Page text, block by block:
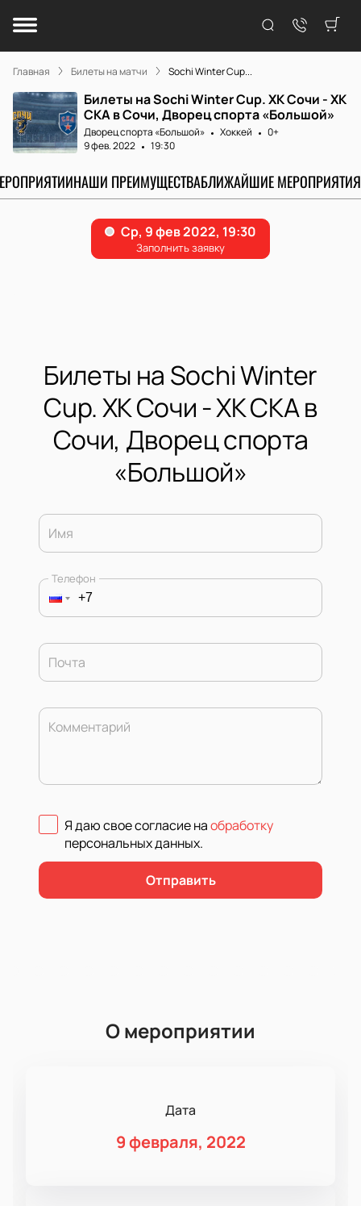
Главная Билеты на матчи Sochi Winter Cup...
Билеты на Sochi Winter Cup. ХК Сочи - ХК
СКА в Сочи, Дворец спорта «Большой»
Дворец спорта «Большой» Хоккей
0+
9 фев. 2022
19:30
НАШИ ПРЕИМУЩЕСТВАБЛИЖАЙШИЕ МЕРОПРИЯТИЯ
Билеты на Sochi Winter
Cup. ХК Сочи - ХК СКА в
Сочи, Дворец спорта
«Большой»
Имя
Телефон
Почта
Комментарий
Я даю свое согласие наобработку
персональных данных.
Отправить
О мероприятии
Дата
9 февраля, 2022